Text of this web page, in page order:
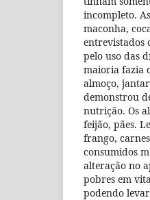
incompleto.
maconha,
entrevistados
pelo uso das
maioria fazia
almoço,
demonstrou
nutrição. Os
feijão, pães.
frango,
consumidos
alteração no
pobres em
podendo